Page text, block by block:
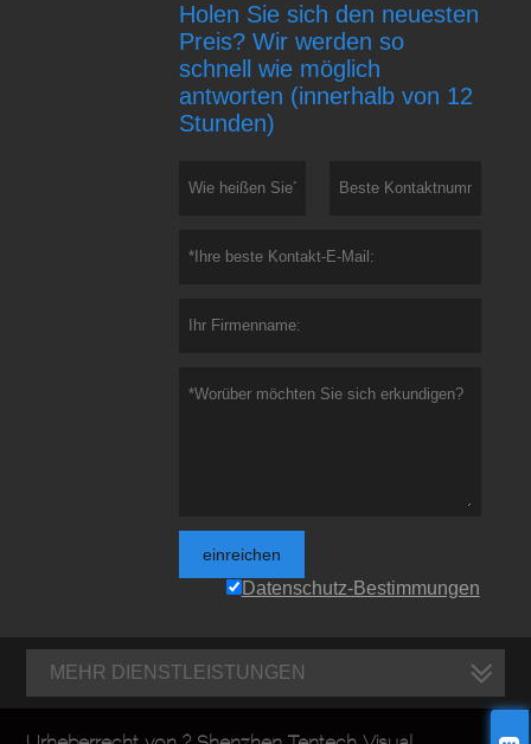
Holen Sie sich den neuesten
Preis? Wir werden so
schnell wie möglich
antworten (innerhalb von 12
Stunden)
einreichen
Datenschutz-Bestimmungen
MEHR DIENSTLEISTUNGEN